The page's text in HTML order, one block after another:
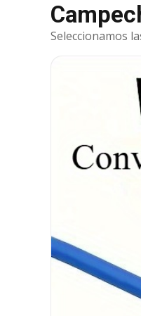
Seleccionamos